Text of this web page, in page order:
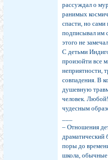
рассуждал о
ранимых
спасти, но
подписывал им
этого не
С детьми
произойти все
неприятности,
совпадения. В
душевную
человек.
чудесным
– Отношения
драматический
поры до
школа,